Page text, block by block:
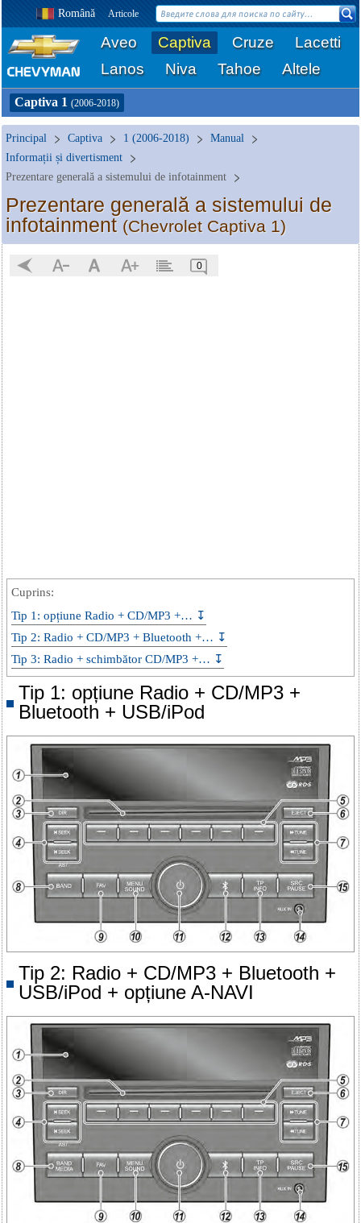
Română Articole
Aveo Captiva Cruze
Lacetti
Lanos
Niva Tahoe Altele
Captiva 1 (2006-2018)
Principal Captiva 1 (2006-2018)
Manual
Informații și divertisment
Prezentare generală a sistemului de infotainment
Prezentare generală a sistemului de
infotainment (Chevrolet Captiva 1)
0
Cuprins:
Tip 1: opțiune Radio + CD/MP3 +… ↧
Tip 2: Radio + CD/MP3 + Bluetooth +… ↧
Tip 3: Radio + schimbător CD/MP3 +… ↧
Tip 1: opțiune Radio + CD/MP3 +
Bluetooth + USB/iPod
Tip 2: Radio + CD/MP3 + Bluetooth +
USB/iPod + opțiune A-NAVI